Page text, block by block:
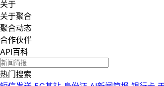
关于
关于聚合
聚合动态
合作伙伴
API百科
热门搜索